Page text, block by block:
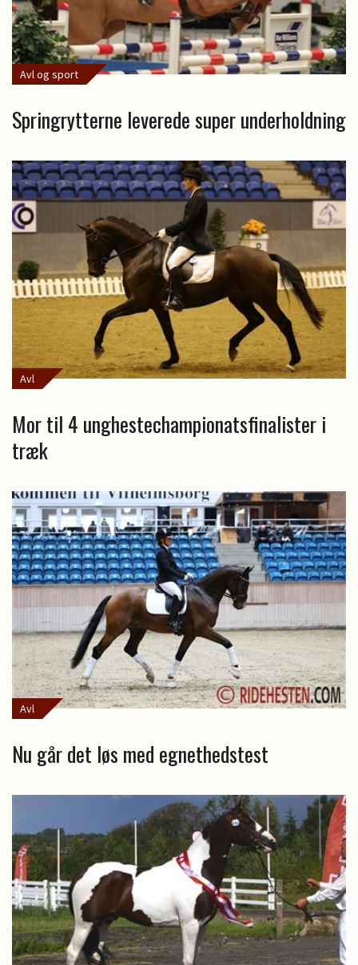
Avl og sport
Springrytterne leverede super underholdning
Avl
Mor til 4 unghestechampionatsfinalister i
træk
Avl
Nu går det løs med egnethedstest